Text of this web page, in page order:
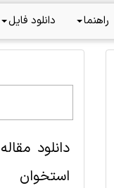
راهنما دانلود فایل
دانلود
استخوان